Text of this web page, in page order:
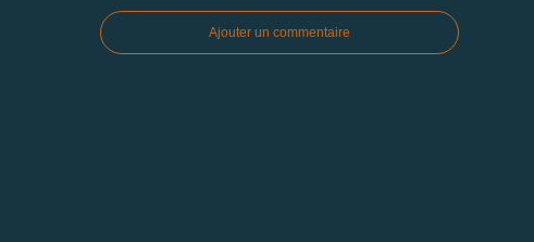
Ajouter un commentaire